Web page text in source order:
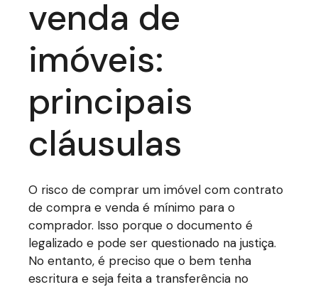
venda de
imóveis:
principais
cláusulas
O risco de comprar um imóvel com contrato
de compra e venda é mínimo para o
comprador. Isso porque o documento é
legalizado e pode ser questionado na justiça.
No entanto, é preciso que o bem tenha
escritura e seja feita a transferência no